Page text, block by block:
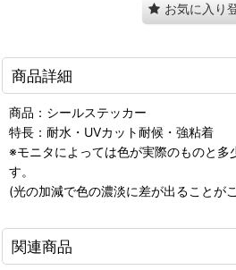
お気に入り
商品詳細
商品：シールステッカー
特長：耐水・UVカット耐候・強粘着
※モニタによっては色が実際のものと多
す。
(光の加減で色の濃淡に差が出ることが
関連商品